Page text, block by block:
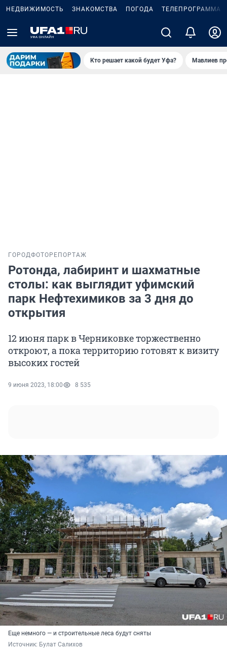
НЕДВИЖИМОСТЬ ЗНАКОМСТВА ПОГОДА ТЕЛЕПРОГРАММА
Кто решает какой будет Уфа? Мавлиев
ГОРОДФОТОРЕПОРТАЖ
Ротонда, лабиринт и шахматные
столы: как выглядит уфимский
парк Нефтехимиков за 3 дня до
открытия
12 июня парк в Черниковке торжественно
откроют, а пока территорию готовят к визиту
высоких гостей
9 июня 2023, 18:00 8 535
Еще немного — и строительные леса будут сняты
Источник: Булат Салихов